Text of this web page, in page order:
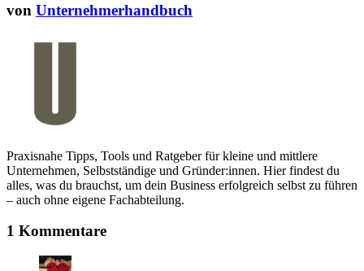
von Unternehmerhandbuch
Praxisnahe Tipps, Tools und Ratgeber für kleine und mittlere
Unternehmen, Selbstständige und Gründer:innen. Hier findest du
alles, was du brauchst, um dein Business erfolgreich selbst zu führen
– auch ohne eigene Fachabteilung.
1 Kommentare